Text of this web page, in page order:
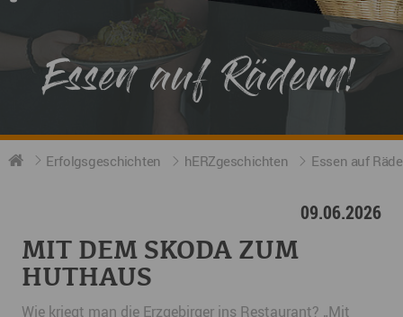
Essen auf Rädern!
Erfolgsgeschichten hERZgeschichten Essen auf
09.06.2026
MIT DEM SKODA ZUM
HUTHAUS
Wie kriegt man die Erzgebirger ins Restaurant? „Mit